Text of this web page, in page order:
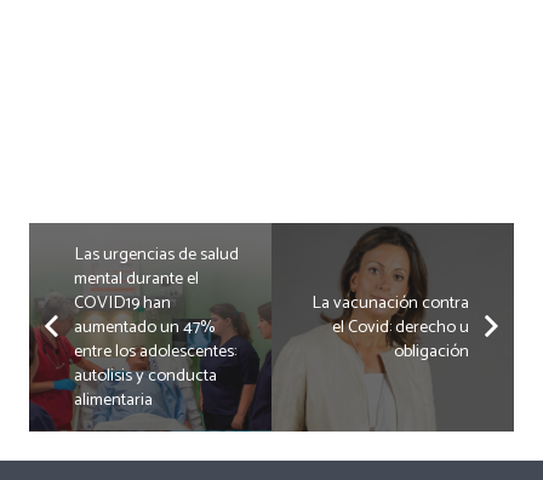
Las urgencias de salud
mental durante el
COVID19 han
aumentado un 47%
entre los adolescentes:
autolisis y conducta
alimentaria
La vacunación contra
el Covid: derecho u
obligación